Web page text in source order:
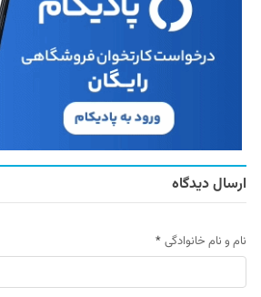
ارسال دیدگاه
نام و نام خانوادگی *